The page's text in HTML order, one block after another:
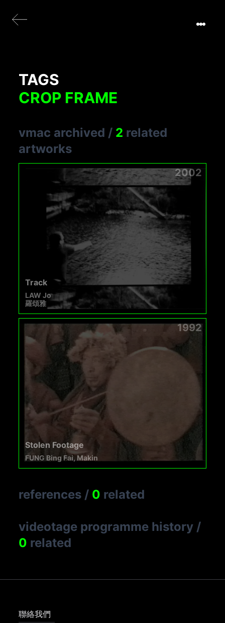
TAGS
CROP FRAME
vmac archived / 2 related
artworks
2002
Track
LAW Jo
羅頌雅
1992
Stolen Footage
FUNG Bing Fai, Makin
references / 0 related
videotage programme history /
0 related
聯絡我們